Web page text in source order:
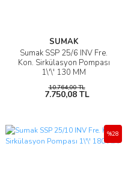
SUMAK
Sumak SSP 25/6 INV Fre.
Kon. Sirkülasyon Pompası
1\'\' 130 MM
10.764,00 TL
7.750,08 TL
%28